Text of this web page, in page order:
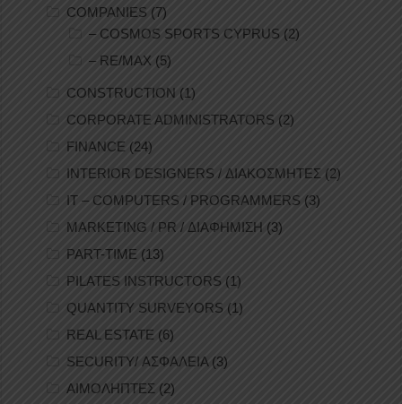
COMPANIES (7)
– COSMOS SPORTS CYPRUS (2)
– RE/MAX (5)
CONSTRUCTION (1)
CORPORATE ADMINISTRATORS (2)
FINANCE (24)
INTERIOR DESIGNERS / ΔΙΑΚΟΣΜΗΤΕΣ (2)
IT – COMPUTERS / PROGRAMMERS (3)
MARKETING / PR / ΔΙΑΦΗΜΙΣΗ (3)
PART-TIME (13)
PILATES INSTRUCTORS (1)
QUANTITY SURVEYORS (1)
REAL ESTATE (6)
SECURITY/ ΑΣΦΑΛΕΙΑ(3)
ΑΙΜΟΛΗΠΤΕΣ (2)